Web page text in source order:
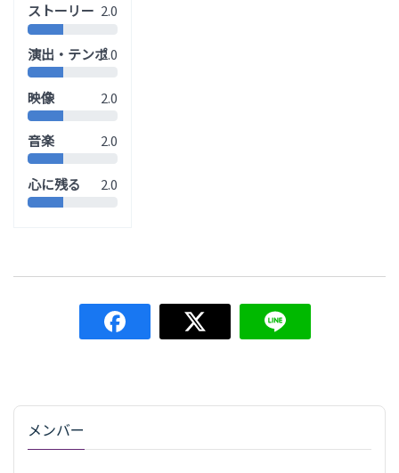
ストーリー 2.0
演出・テンポ2.0
映像 2.0
音楽 2.0
心に残る 2.0
メンバー